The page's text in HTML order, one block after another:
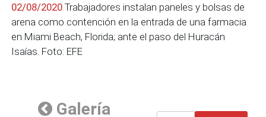
02/08/2020 Trabajadores instalan paneles y bolsas de
arena como contención en la entrada de una farmacia
en Miami Beach, Florida; ante el paso del Huracán
Isaías. Foto: EFE
Galería